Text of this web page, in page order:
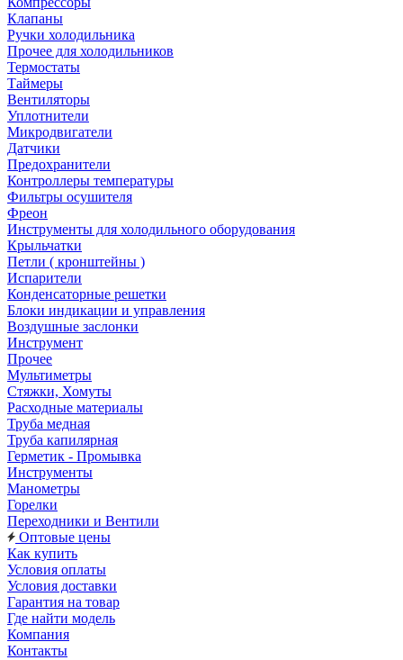
Клапаны
Ручки холодильника
Прочее для холодильников
Термостаты
Таймеры
Вентиляторы
Уплотнители
Микродвигатели
Датчики
Предохранители
Контроллеры температуры
Фильтры осушителя
Фреон
Инструменты для холодильного оборудования
Крыльчатки
Петли ( кронштейны )
Испарители
Конденсаторные решетки
Блоки индикации и управления
Воздушные заслонки
Инструмент
Прочее
Мультиметры
Стяжки, Хомуты
Расходные материалы
Труба медная
Труба капилярная
Герметик - Промывка
Инструменты
Манометры
Горелки
Переходники и Вентили
Оптовые цены
Как купить
Условия оплаты
Условия доставки
Гарантия на товар
Где найти модель
Компания
Контакты